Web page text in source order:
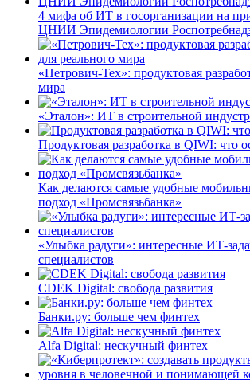
4 мифа об ИТ в госорганизации на
ЦНИИ Эпидемиологии
«Петрович-Тех»: продуктовая
мира
«Эталон»: ИТ в строительной
Продуктовая разработка в QIWI: что
Как делаются самые удобные
подход «Промсвязьбанка»
«Улыбка радуги»: интересные ИТ-
специалистов
CDEK Digital: свобода развития
Банки.ру: больше чем финтех
Alfa Digital: нескучный финтех